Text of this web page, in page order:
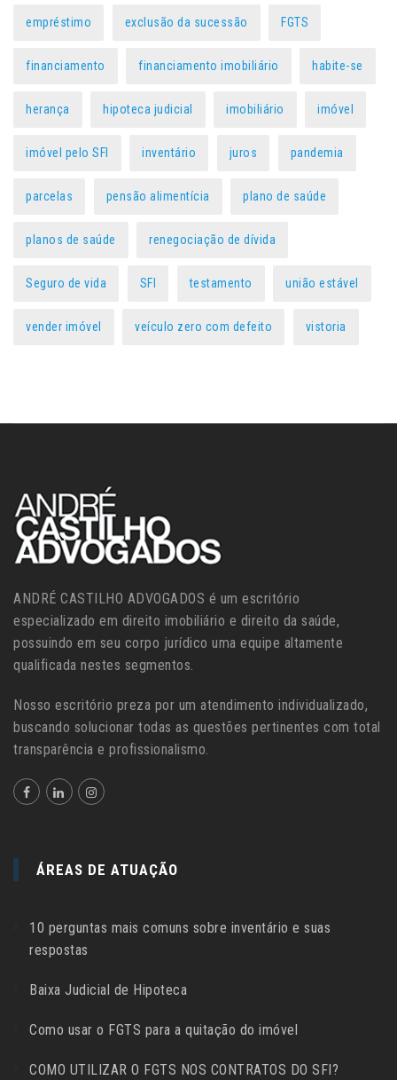
empréstimo exclusão da sucessão FGTS
financiamento financiamento imobiliário habite-se
herança hipoteca judicial imobiliário imóvel
imóvel pelo SFI inventário juros pandemia
parcelas pensão alimentícia plano de saúde
planos de saúde renegociação de dívida
Seguro de vida SFI testamento união estável
vender imóvel veículo zero com defeito vistoria
ANDRÉ CASTILHO ADVOGADOS é um escritório
especializado em direito imobiliário e direito da saúde,
possuindo em seu corpo jurídico uma equipe altamente
qualificada nestes segmentos.
Nosso escritório preza por um atendimento individualizado,
buscando solucionar todas as questões pertinentes com total
transparência e profissionalismo.
ÁREAS DE ATUAÇÃO
10 perguntas mais comuns sobre inventário e suas
respostas
Baixa Judicial de Hipoteca
Como usar o FGTS para a quitação do imóvel
COMO UTILIZAR O FGTS NOS CONTRATOS DO SFI?